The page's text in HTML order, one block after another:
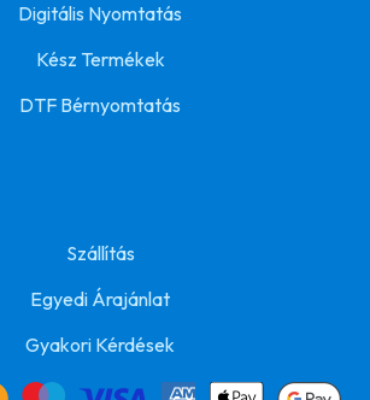
Digitális Nyomtatás
Kész Termékek
DTF Bérnyomtatás
Szállítás
Egyedi Árajánlat
Gyakori Kérdések